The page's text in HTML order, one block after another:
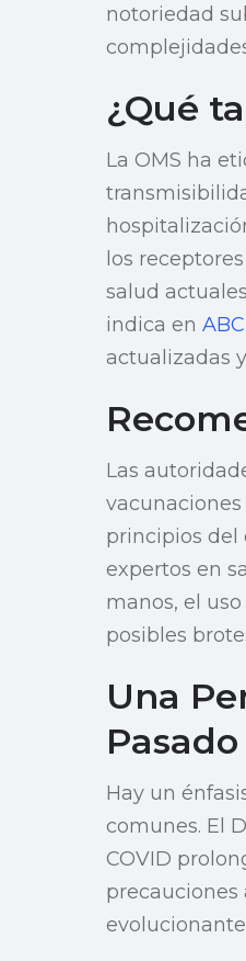
notoriedad
¿Qué
La OMS ha
los
salud
indica en
actualizadas
Las
principios del
expertos en
manos, el
posibles
Una
Pasado
Hay un
comunes. El
COVID